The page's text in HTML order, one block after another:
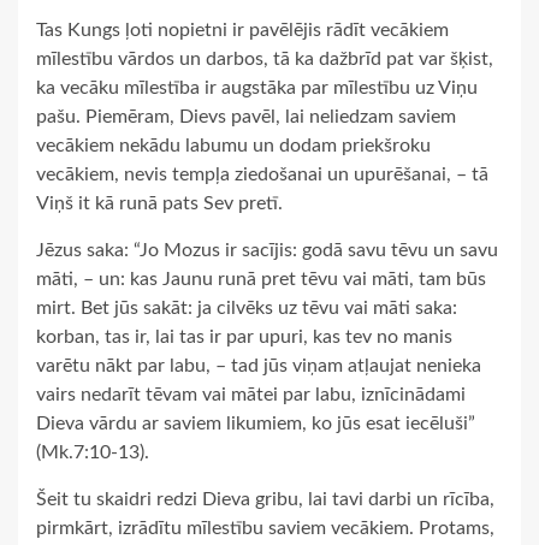
Tas Kungs ļoti nopietni ir pavēlējis rādīt vecākiem
mīlestību vārdos un darbos, tā ka dažbrīd pat var šķist,
ka vecāku mīlestība ir augstāka par mīlestību uz Viņu
pašu. Piemēram, Dievs pavēl, lai neliedzam saviem
vecākiem nekādu labumu un dodam priekšroku
vecākiem, nevis tempļa ziedošanai un upurēšanai, – tā
Viņš it kā runā pats Sev pretī.
Jēzus saka: “Jo Mozus ir sacījis: godā savu tēvu un savu
māti, – un: kas Jaunu runā pret tēvu vai māti, tam būs
mirt. Bet jūs sakāt: ja cilvēks uz tēvu vai māti saka:
korban, tas ir, lai tas ir par upuri, kas tev no manis
varētu nākt par labu, – tad jūs viņam atļaujat nenieka
vairs nedarīt tēvam vai mātei par labu, iznīcinādami
Dieva vārdu ar saviem likumiem, ko jūs esat iecēluši”
(Mk.7:10-13).
Šeit tu skaidri redzi Dieva gribu, lai tavi darbi un rīcība,
pirmkārt, izrādītu mīlestību saviem vecākiem. Protams,